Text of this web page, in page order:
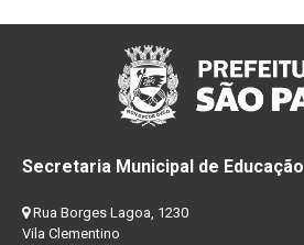
Secretaria Municipal de Educação
Rua Borges Lagoa, 1230
Vila Clementino